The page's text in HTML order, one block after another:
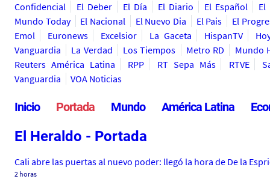
Confidencial
El Deber El Día El Diario El Español
El
Mundo Today
El Nacional El Nuevo Dia El Pais
El
Emol
Euronews Excelsior La Gaceta HispanTV
Vanguardia
La Verdad Los Tiempos Metro RD
Mundo
Reuters América Latina
RPP RT Sepa Más RTVE
Vanguardia
VOA Noticias
Inicio Portada Mundo América Latina
El Heraldo - Portada
Cali abre las puertas al nuevo poder: llegó la hora de De la
2 horas